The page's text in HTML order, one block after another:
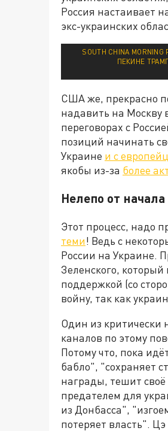
Россия настаивает
экс-украинских
SOUTH CHINA
ПЕКИНЕ
США же, прекрасно
надавить на Москву
переговорах с
позиций начинать
Украине и с
якобы из-за более
Нелепо от
Этот процесс, надо
теми! Ведь с
России на Украине.
Зеленского,
поддержкой (со
войну, так как
Один из критически
каналов по этому
Потому что, пока
бабло", "сохраняет
награды, тешит
предателем для
из Донбасса",
потеряет власть".